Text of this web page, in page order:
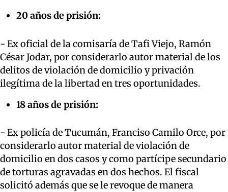
20 años de prisión:
- Ex oficial de la comisaría de Tafi Viejo, Ramón
César Jodar, por considerarlo autor material de los
delitos de violación de domicilio y privación
ilegítima de la libertad en tres oportunidades.
18 años de prisión:
- Ex policía de Tucumán, Franciso Camilo Orce, por
considerarlo autor material de violación de
domicilio en dos casos y como partícipe secundario
de torturas agravadas en dos hechos. El fiscal
solicitó además que se le revoque de manera